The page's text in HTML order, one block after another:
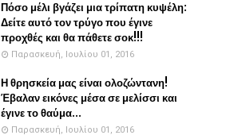
Πόσο μέλι βγάζει μια τρίπατη κυψέλη:
Δείτε αυτό τον τρύγο που έγινε
προχθές και θα πάθετε σοκ!!!
Παρασκευή, Ιουλίου 01, 2016
Η θρησκεία μας είναι ολοζώντανη!
Έβαλαν εικόνες μέσα σε μελίσσι και
έγινε το θαύμα...
Παρασκευή, Ιουλίου 01, 2016